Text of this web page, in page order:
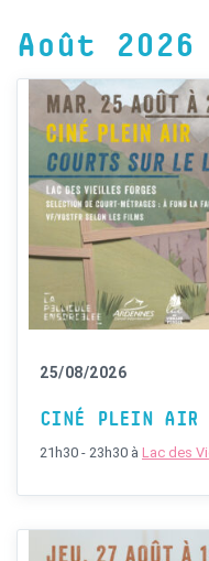
Août 2026
25/08/2026
CINÉ PLEIN AIR
21h30 - 23h30 à Lac des